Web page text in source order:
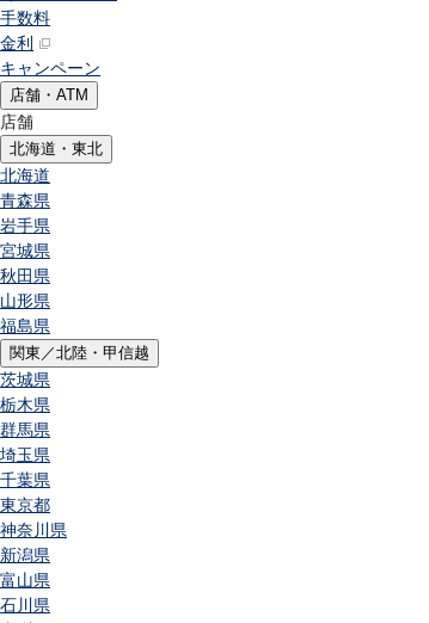
手数料
金利
キャンペーン
店舗・ATM
店舗
北海道・東北
北海道
青森県
岩手県
宮城県
秋田県
山形県
福島県
関東／北陸・甲信越
茨城県
栃木県
群馬県
埼玉県
千葉県
東京都
神奈川県
新潟県
富山県
石川県